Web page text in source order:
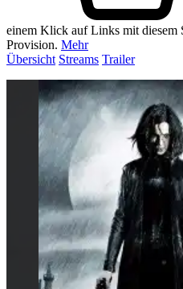
einem Klick auf Links mit diesem
Provision. Mehr
Übersicht Streams Trailer